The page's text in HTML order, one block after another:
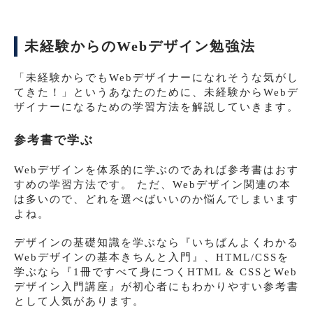
未経験からのWebデザイン勉強法
「未経験からでもWebデザイナーになれそうな気がし
てきた！」というあなたのために、未経験からWebデ
ザイナーになるための学習方法を解説していきます。
参考書で学ぶ
Webデザインを体系的に学ぶのであれば参考書はおす
すめの学習方法です。 ただ、Webデザイン関連の本
は多いので、どれを選べばいいのか悩んでしまいます
よね。
デザインの基礎知識を学ぶなら『いちばんよくわかる
Webデザインの基本きちんと入門』、HTML/CSSを
学ぶなら『1冊ですべて身につくHTML & CSSとWeb
デザイン入門講座』が初心者にもわかりやすい参考書
として人気があります。